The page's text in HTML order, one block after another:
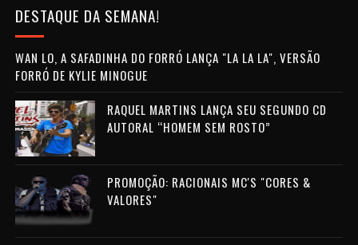
DESTAQUE DA SEMANA!
WAN LO, A SAFADINHA DO FORRÓ LANÇA "LA LA LA", VERSÃO
FORRÓ DE KYLIE MINOGUE
RAQUEL MARTINS LANÇA SEU SEGUNDO CD
AUTORAL “HOMEM SEM ROSTO”
PROMOÇÃO: RACIONAIS MC'S "CORES &
VALORES"